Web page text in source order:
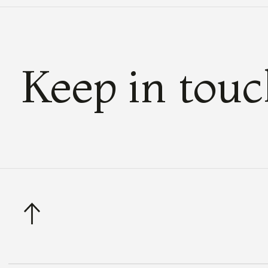
Keep in